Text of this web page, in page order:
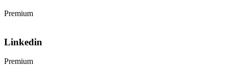
Premium
Linkedin
Premium